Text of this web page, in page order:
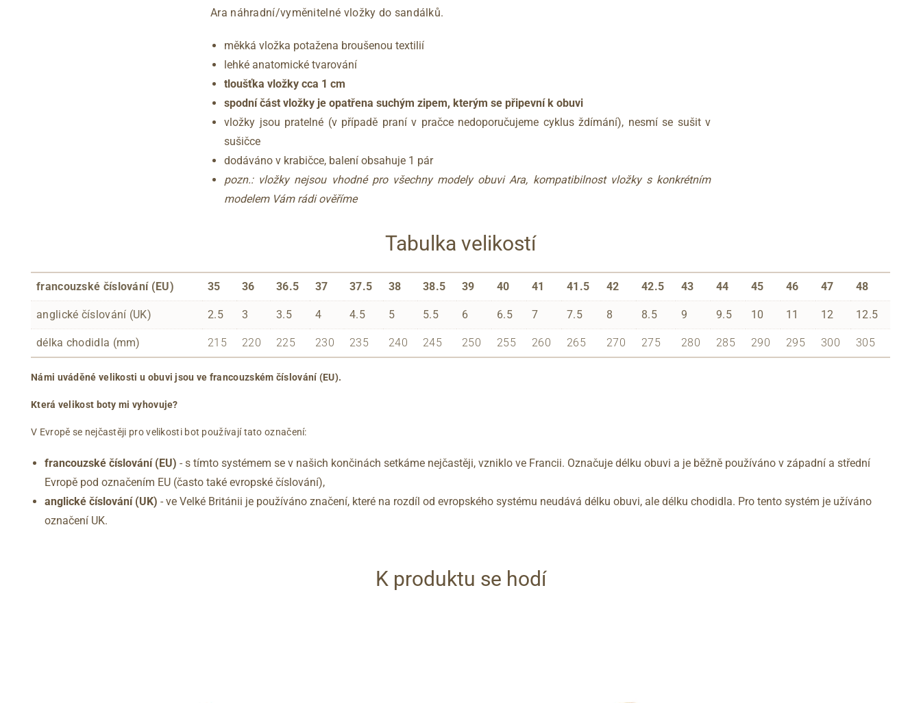
Ara náhradní/vyměnitelné vložky do sandálků.
měkká vložka potažena broušenou textilií
lehké anatomické tvarování
tloušťka vložky cca 1 cm
spodní část vložky je opatřena suchým zipem, kterým se připevní k obuvi
vložky jsou pratelné (v případě praní v pračce nedoporučujeme cyklus ždímání), nesmí se sušit v
sušičce
dodáváno v krabičce, balení obsahuje 1 pár
pozn.: vložky nejsou vhodné pro všechny modely obuvi Ara, kompatibilnost vložky s konkrétním
modelem Vám rádi ověříme
Tabulka velikostí
francouzské číslování (EU) 35 36 36.5 37 37.5 38 38.5 39 40 41 41.5 42 42.5 43 44 45 46 47 48
anglické číslování (UK) 2.5 3 3.5 4 4.5 5 5.5 6 6.5 7 7.5 8 8.5 9 9.5 10 11 12 12.5
délka chodidla (mm) 215 220 225 230 235 240 245 250 255 260 265 270 275 280 285 290 295 300 305
Námi uváděné velikosti u obuvi jsou ve francouzském číslování (EU).
Která velikost boty mi vyhovuje?
V Evropě se nejčastěji pro velikosti bot používají tato označení:
francouzské číslování (EU) - s tímto systémem se v našich končinách setkáme nejčastěji, vzniklo ve Francii. Označuje délku obuvi a je běžně používáno v západní a střední
Evropě pod označením EU (často také evropské číslování),
anglické číslování (UK) - ve Velké Británii je používáno značení, které na rozdíl od evropského systému neudává délku obuvi, ale délku chodidla. Pro tento systém je užíváno
označení UK.
K produktu se hodí